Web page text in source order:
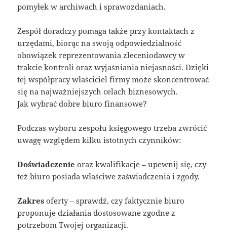
pomyłek w archiwach i sprawozdaniach.
Zespół doradczy pomaga także przy kontaktach z
urzędami, biorąc na swoją odpowiedzialność
obowiązek reprezentowania zleceniodawcy w
trakcie kontroli oraz wyjaśniania niejasności. Dzięki
tej współpracy właściciel firmy może skoncentrować
się na najważniejszych celach biznesowych.
Jak wybrać dobre biuro finansowe?
Podczas wyboru zespołu księgowego trzeba zwrócić
uwagę względem kilku istotnych czynników:
Doświadczenie oraz kwalifikacje – upewnij się, czy
też biuro posiada właściwe zaświadczenia i zgody.
Zakres oferty – sprawdź, czy faktycznie biuro
proponuje działania dostosowane zgodne z
potrzebom Twojej organizacji.